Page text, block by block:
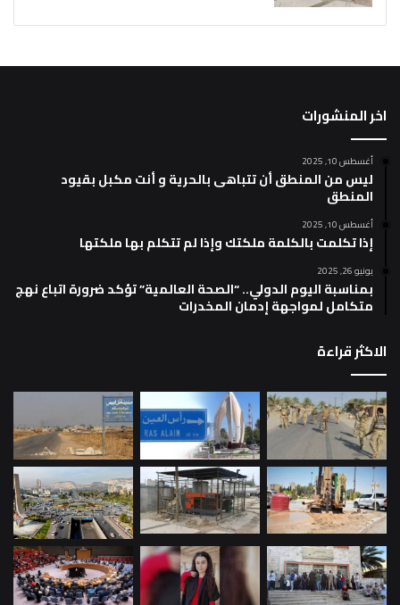
اخر المنشورات
أغسطس 10, 2025
ليس من المنطق أن تتباهى بالحرية و أنت مكبل بقيود
المنطق
أغسطس 10, 2025
إذا تكلمت بالكلمة ملكتك وإذا لم تتكلم بها ملكتها
يونيو 26, 2025
بمناسبة اليوم الدولي.. “الصحة العالمية” تؤكد ضرورة اتباع نهج
متكامل لمواجهة إدمان المخدرات
الاكثر قراءة